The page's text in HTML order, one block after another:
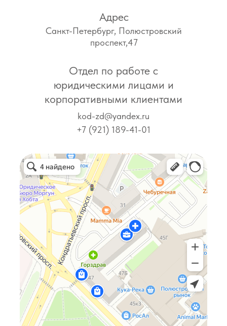
kod-zd@yandex.ru
+7 (921) 189-41-01
Санкт-Петербург, Полюстровский
проспект,47
Отдел по работе с
юридическими лицами и
корпоративными клиентами
Адрес